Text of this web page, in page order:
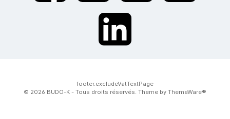
twt.widget.communities.linkedin.name
footer.excludeVatTextPage
© 2026 BUDO-K - Tous droits réservés. Theme by ThemeWare®